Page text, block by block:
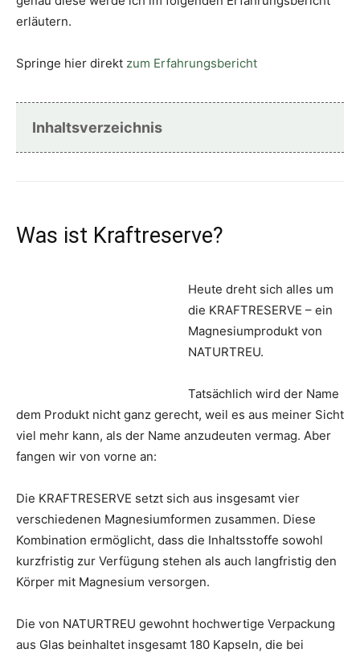
erläutern.
Springe hier direkt zum Erfahrungsbericht
Inhaltsverzeichnis
Was ist Kraftreserve?
Heute dreht sich alles um
die KRAFTRESERVE – ein
Magnesiumprodukt von
NATURTREU.
Tatsächlich wird der Name
dem Produkt nicht ganz gerecht, weil es aus meiner Sicht
viel mehr kann, als der Name anzudeuten vermag. Aber
fangen wir von vorne an:
Die KRAFTRESERVE setzt sich aus insgesamt vier
verschiedenen Magnesiumformen zusammen. Diese
Kombination ermöglicht, dass die Inhaltsstoffe sowohl
kurzfristig zur Verfügung stehen als auch langfristig den
Körper mit Magnesium versorgen.
Die von NATURTREU gewohnt hochwertige Verpackung
aus Glas beinhaltet insgesamt 180 Kapseln, die bei